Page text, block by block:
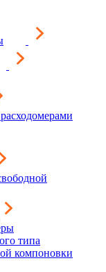
типа
компоновки